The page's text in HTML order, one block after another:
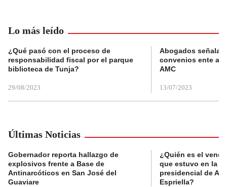
Lo más leído
¿Qué pasó con el proceso de
responsabilidad fiscal por el parque
biblioteca de Tunja?
29/08/2023
Abogados
convenios ente
AMC
13/07/2023
Últimas Noticias
Gobernador reporta hallazgo de
explosivos frente a Base de
Antinarcóticos en San José del
Guaviare
¿Quién es el
que estuvo en la
presidencial de
Espriella?